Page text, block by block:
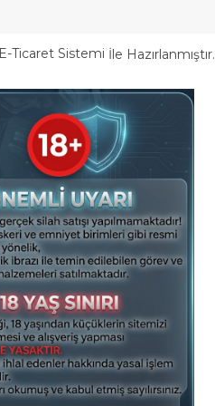
E-Ticaret Sistemi İle Hazırlanmıştır.